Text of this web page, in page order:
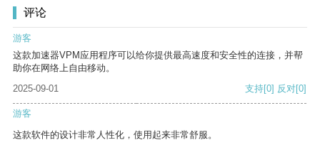
评论
游客
这款加速器VPM应用程序可以给你提供最高速度和安全性的连接，并帮
助你在网络上自由移动。
2025-09-01
支持[0] 反对[0]
游客
这款软件的设计非常人性化，使用起来非常舒服。